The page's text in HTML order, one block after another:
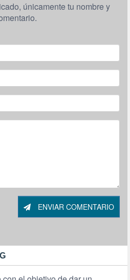
únicamente tu nombre y
ENVIAR COMENTARIO